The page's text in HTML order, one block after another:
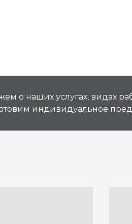
о наших услугах, видах
индивидуальное